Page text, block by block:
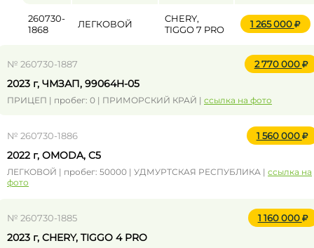
260730-
1868
ЛЕГКОВОЙ
CHERY,
TIGGO 7 PRO
1 265 000
№ 260730-1887 2 770 000
2023 г, ЧМЗАП, 99064H-05
ПРИЦЕП | пробег: 0 | ПРИМОРСКИЙ КРАЙ | ссылка на фото
№ 260730-1886 1 560 000
2022 г, OMODA, C5
ЛЕГКОВОЙ | пробег: 50000 | УДМУРТСКАЯ РЕСПУБЛИКА | ссылка на
фото
№ 260730-1885 1 160 000
2023 г, CHERY, TIGGO 4 PRO